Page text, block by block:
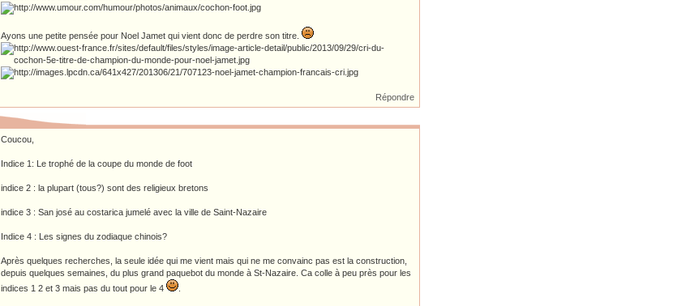
Ayons une petite pensée pour Noel Jamet qui vient donc de perdre son titre.
Répondre
Coucou,
Indice 1: Le trophé de la coupe du monde de foot
indice 2 : la plupart (tous?) sont des religieux bretons
indice 3 : San josé au costarica jumelé avec la ville de Saint-Nazaire
Indice 4 : Les signes du zodiaque chinois?
Après quelques recherches, la seule idée qui me vient mais qui ne me convainc pas est la construction,
depuis quelques semaines, du plus grand paquebot du monde à St-Nazaire. Ca colle à peu près pour les
indices 1 2 et 3 mais pas du tout pour le 4